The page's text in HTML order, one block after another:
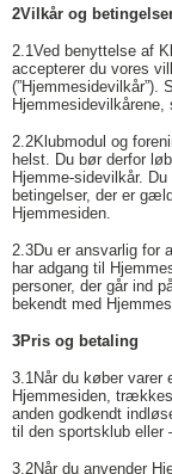
2Vilkår og
2.1Ved benyttelse af
accepterer du vores
(”Hjemmesidevilkår”).
2.2Klubmodul og
helst. Du bør derfor
Hjemme-sidevilkår.
betingelser, der er
Hjemmesiden.
2.3Du er ansvarlig for
har adgang til
personer, der går ind
bekendt med
3Pris og betaling
3.1Når du køber varer
Hjemmesiden,
anden godkendt
til den sportsklub eller
3.2Når du anvender